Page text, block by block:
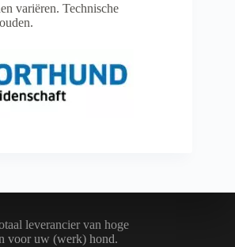
variëren. Technische
leverancier van hoge
voor uw (werk) hond.